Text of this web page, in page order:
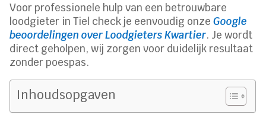
Voor professionele hulp van een betrouwbare
loodgieter in Tiel check je eenvoudig onzeGoogle
beoordelingen over Loodgieters Kwartier. Je wordt
direct geholpen, wij zorgen voor duidelijk resultaat
zonder poespas.
Inhoudsopgaven